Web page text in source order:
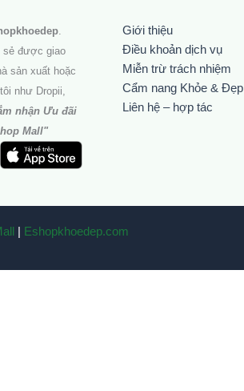
.
sẻ được giao
sản xuất hoặc
như Dropii,
nhận Ưu đãi
Mall"
Giới thiệu
Điều khoản dịch vụ
Miễn trừ trách nhiệm
Cẩm nang Khỏe & Đẹp
Liên hệ – hợp tác
| Eshopkhoedep.com